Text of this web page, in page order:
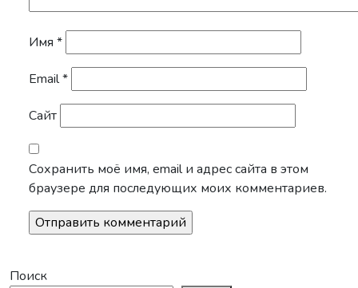
Имя *
Email*
Сайт
Сохранить моё имя, email и адрес сайта в этом
браузере для последующих моих комментариев.
Поиск